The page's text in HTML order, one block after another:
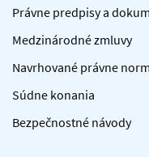
Právne predpisy a
Medzinárodné zmluvy
Navrhované právne
Súdne konania
Bezpečnostné návody